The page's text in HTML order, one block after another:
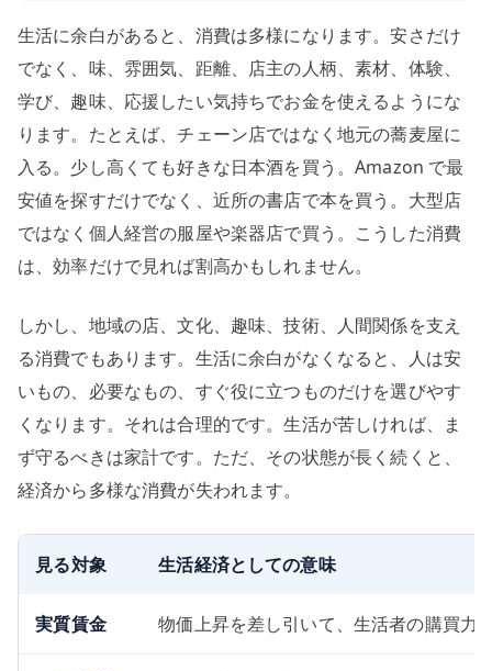
生活に余白があると、消費は多様になります。安さだけ
でなく、味、雰囲気、距離、店主の人柄、素材、体験、
学び、趣味、応援したい気持ちでお金を使えるようにな
ります。たとえば、チェーン店ではなく地元の蕎麦屋に
入る。少し高くても好きな日本酒を買う。Amazon で最
安値を探すだけでなく、近所の書店で本を買う。大型店
ではなく個人経営の服屋や楽器店で買う。こうした消費
は、効率だけで見れば割高かもしれません。
しかし、地域の店、文化、趣味、技術、人間関係を支え
る消費でもあります。生活に余白がなくなると、人は安
いもの、必要なもの、すぐ役に立つものだけを選びやす
くなります。それは合理的です。生活が苦しければ、ま
ず守るべきは家計です。ただ、その状態が長く続くと、
経済から多様な消費が失われます。
見る対象 生活経済としての意味
実質賃金 物価上昇を差し引いて、生活者の購買力